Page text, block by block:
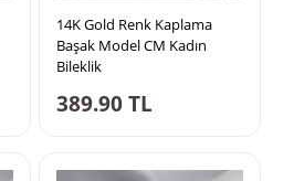
14K Gold Renk Kaplama
Başak Model CM Kadın
Bileklik
389.90TL